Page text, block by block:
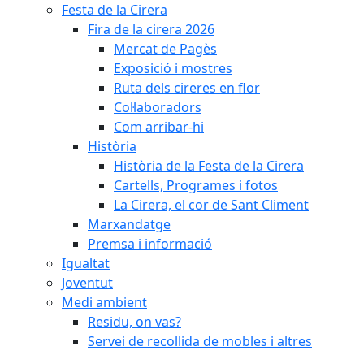
Festa de la Cirera
Fira de la cirera 2026
Mercat de Pagès
Exposició i mostres
Ruta dels cireres en flor
Col·laboradors
Com arribar-hi
Història
Història de la Festa de la Cirera
Cartells, Programes i fotos
La Cirera, el cor de Sant Climent
Marxandatge
Premsa i informació
Igualtat
Joventut
Medi ambient
Residu, on vas?
Servei de recollida de mobles i altres